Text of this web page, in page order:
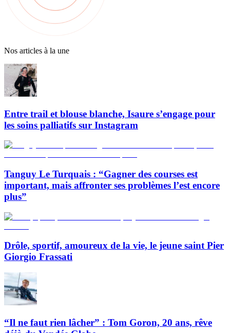
Nos articles à la une
Entre trail et blouse blanche, Isaure s’engage pour
les soins palliatifs sur Instagram
Tanguy Le Turquais : “Gagner des courses est
important, mais affronter ses problèmes l’est encore
plus”
Drôle, sportif, amoureux de la vie, le jeune saint Pier
Giorgio Frassati
“Il ne faut rien lâcher” : Tom Goron, 20 ans, rêve